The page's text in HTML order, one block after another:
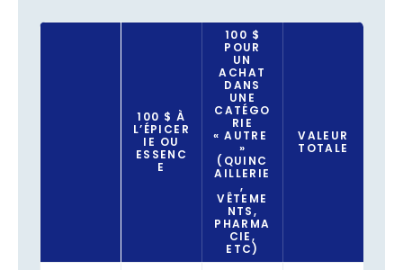
100 $ À
L’ÉPICER
IE OU
ESSENC
E
100 $
POUR
UN
ACHAT
DANS
UNE
CATÉGO
RIE
« AUTRE
»
(QUINC
AILLERIE
,
VÊTEME
NTS,
PHARMA
CIE,
ETC)
VALEUR
TOTALE